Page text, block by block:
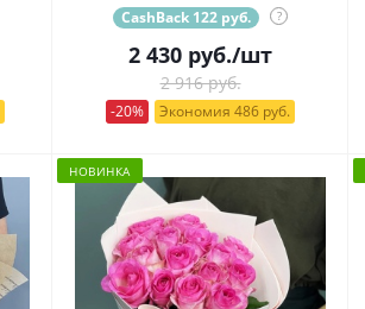
CashBack 122 руб. ?
2 430 руб./шт
2 916 руб.
-20% Экономия 486 руб.
НОВИНКА